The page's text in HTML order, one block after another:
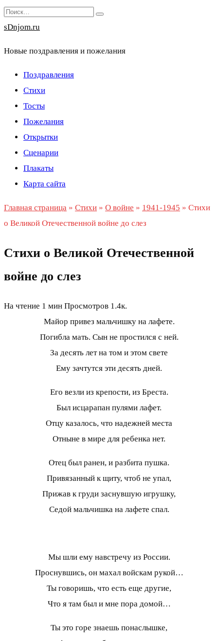
Перейти
к
Search
for:
sDnjom.ru
Новые поздравления и пожелания
Поздравления
Стихи
Тосты
Пожелания
Открытки
Сценарии
Плакаты
Карта сайта
Главная страница » Стихи » О войне » 1941-1945 » Стихи
о Великой Отечественной войне до слез
Стихи о Великой Отечественной
войне до слез
На чтение 1 мин Просмотров 1.4к.
Майор привез мальчишку на лафете.
Погибла мать. Сын не простился с ней.
За десять лет на том и этом свете
Ему зачтутся эти десять дней.
Его везли из крепости, из Бреста.
Был исцарапан пулями лафет.
Отцу казалось, что надежней места
Отныне в мире для ребенка нет.
Отец был ранен, и разбита пушка.
Привязанный к щиту, чтоб не упал,
Прижав к груди заснувшую игрушку,
Седой мальчишка на лафете спал.
Мы шли ему навстречу из России.
Проснувшись, он махал войскам рукой…
Ты говоришь, что есть еще другие,
Что я там был и мне пора домой…
Ты это горе знаешь понаслышке,